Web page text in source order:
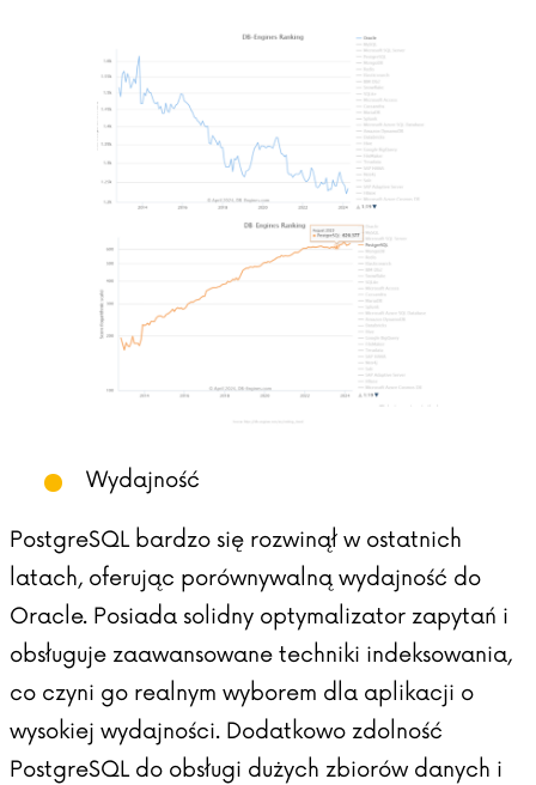
Wydajność
PostgreSQL bardzo się rozwinął w ostatnich
latach, oferując porównywalną wydajność do
Oracle. Posiada solidny optymalizator zapytań i
obsługuje zaawansowane techniki indeksowania,
co czyni go realnym wyborem dla aplikacji o
wysokiej wydajności. Dodatkowo zdolność
PostgreSQL do obsługi dużych zbiorów danych i